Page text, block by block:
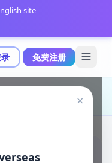
免费注册
site
×
Models